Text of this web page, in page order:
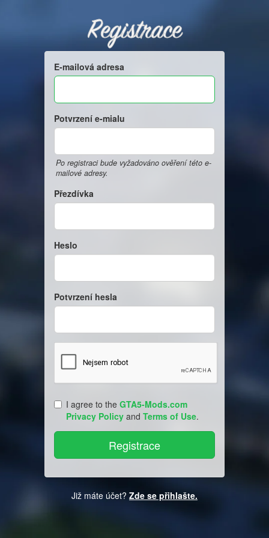
Registrace
E-mailová adresa
Potvrzení e-mialu
Po registraci bude vyžadováno ověření této e-
mailové adresy.
Přezdívka
Heslo
Potvrzení hesla
I agree to the GTA5-Mods.com
Privacy Policy and Terms of Use.
Již máte účet? Zde se přihlašte.